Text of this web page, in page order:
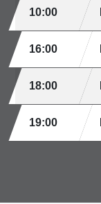
10:00
16:00
18:00
19:00